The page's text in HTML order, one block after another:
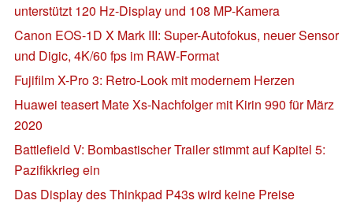
unterstützt 120 Hz-Display und 108 MP-Kamera
Canon EOS-1D X Mark III: Super-Autofokus, neuer Sensor
und Digic, 4K/60 fps im RAW-Format
Fujifilm X-Pro 3: Retro-Look mit modernem Herzen
Huawei teasert Mate Xs-Nachfolger mit Kirin 990 für März
2020
Battlefield V: Bombastischer Trailer stimmt auf Kapitel 5:
Pazifikkrieg ein
Das Display des Thinkpad P43s wird keine Preise